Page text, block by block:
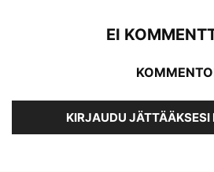
EI
KIRJAUDU JÄTTÄÄKSESI